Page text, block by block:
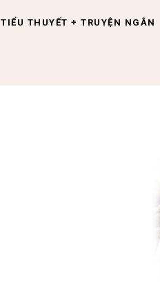
TIỂU THUYẾT + TRUYỆN NGẮN